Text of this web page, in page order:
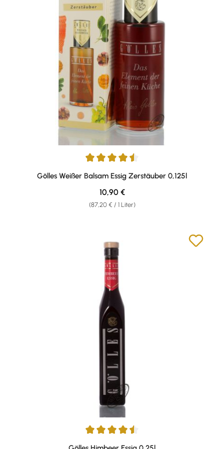
Durchschnittliche Bewertung von 4.4 von 5 Sternen
Gölles Weißer Balsam Essig Zerstäuber 0,125l
(87,20 € / 1 Liter)
Regulärer Preis:
10,90 €
Durchschnittliche Bewertung von 4.58 von 5 Sternen